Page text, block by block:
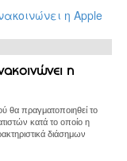
η
θα πραγματοποιηθεί το
κατά το οποίο η
διάσημων